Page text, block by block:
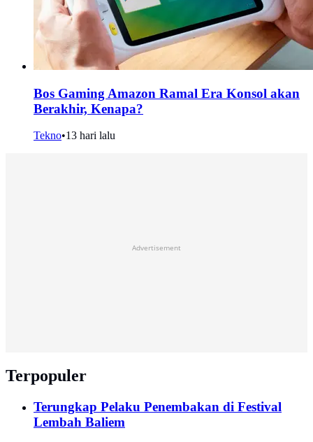
Bos Gaming Amazon Ramal Era Konsol akan
Berakhir, Kenapa?
Tekno•13 hari lalu
Advertisement
Terpopuler
Terungkap Pelaku Penembakan di Festival
Lembah Baliem